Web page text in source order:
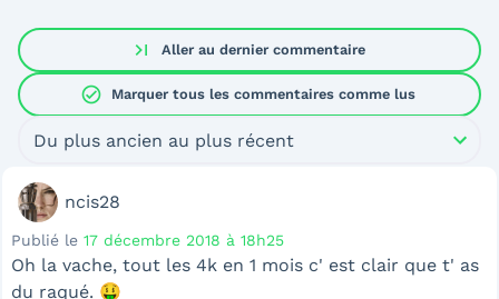
last_page Aller au dernier commentaire
check_circle Marquer tous les commentaires comme lus
Du plus ancien au plus récent
ncis28
Publié le 17 décembre 2018 à 18h25
Oh la vache, tout les 4k en 1 mois c' est clair que t' as
du raqué. 🤑